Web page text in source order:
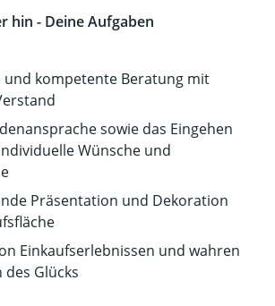
hin - Deine Aufgaben
und kompetente Beratung mit
sowie das Eingehen
Wünsche und
Präsentation und Dekoration
Einkaufserlebnissen und wahren
Glücks